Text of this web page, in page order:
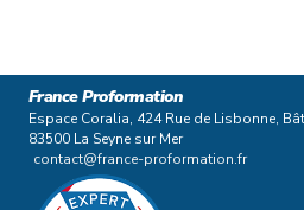
France Proformation
Espace Coralia, 424 Rue de Lisbonne,
83500 La Seyne sur Mer
contact@france-proformation.fr